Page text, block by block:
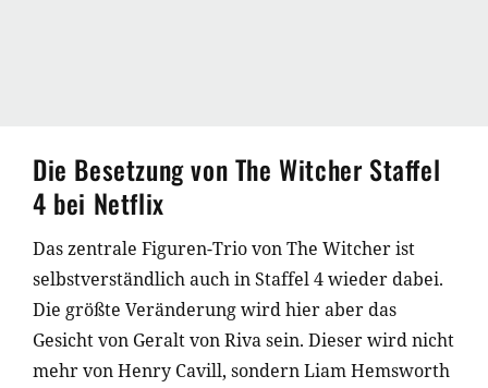
Die Besetzung von The Witcher Staffel
4 bei Netflix
Das zentrale Figuren-Trio von The Witcher ist
selbstverständlich auch in Staffel 4 wieder dabei.
Die größte Veränderung wird hier aber das
Gesicht von Geralt von Riva sein. Dieser wird nicht
mehr von Henry Cavill, sondern Liam Hemsworth